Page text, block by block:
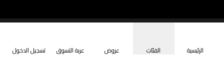
الرئيسية الفئات عروض عربة التسوق تسجيل الدخول